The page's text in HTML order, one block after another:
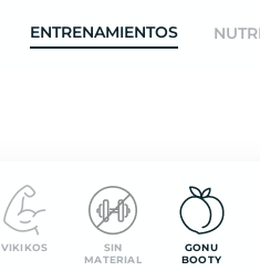
ENTRENAMIENTOS
VIKIKOS
SIN
MATERIAL
GONU
BOOTY